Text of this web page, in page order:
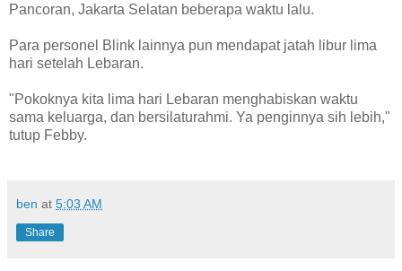
Pancoran, Jakarta Selatan beberapa waktu lalu.
Para personel Blink lainnya pun mendapat jatah libur lima
hari setelah Lebaran.
"Pokoknya kita lima hari Lebaran menghabiskan waktu
sama keluarga, dan bersilaturahmi. Ya penginnya sih lebih,"
tutup Febby.
ben at 5:03 AM
Share